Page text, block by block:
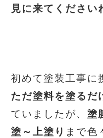
見に来てください
初めて塗装工事に
ただ塗料を塗るだ
ていましたが、塗
塗～上塗り まで色